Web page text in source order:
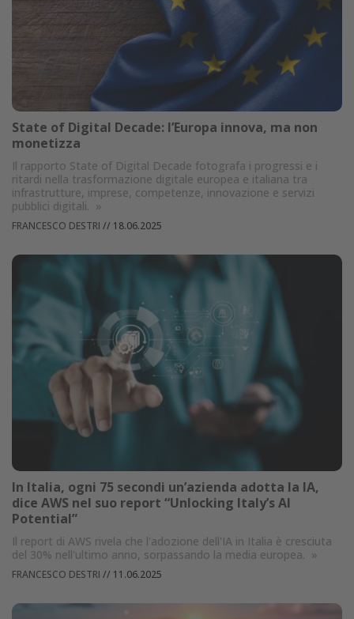
State of Digital Decade: l’Europa innova, ma non
monetizza
Il rapporto State of Digital Decade fotografa i progressi e i
ritardi nella trasformazione digitale europea e italiana tra
infrastrutture, imprese, competenze, innovazione e servizi
pubblici digitali. »
FRANCESCO DESTRI // 18.06.2025
In Italia, ogni 75 secondi un’azienda adotta la IA,
dice AWS nel suo report “Unlocking Italy’s AI
Potential”
Il report di AWS rivela che l'adozione dell'IA in Italia è cresciuta
del 30% nell'ultimo anno, sorpassando la media europea. »
FRANCESCO DESTRI // 11.06.2025